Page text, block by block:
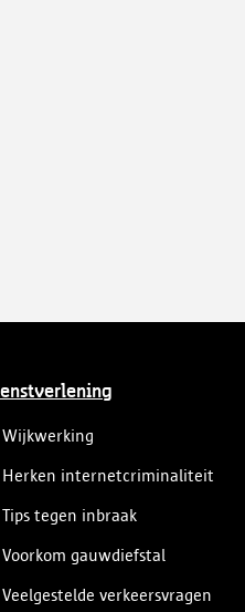
Wijkwerking
Herken internetcriminaliteit
Tips tegen inbraak
Voorkom gauwdiefstal
Veelgestelde verkeersvragen